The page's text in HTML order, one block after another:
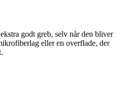
godt greb, selv når den bliver
eller en overflade, der